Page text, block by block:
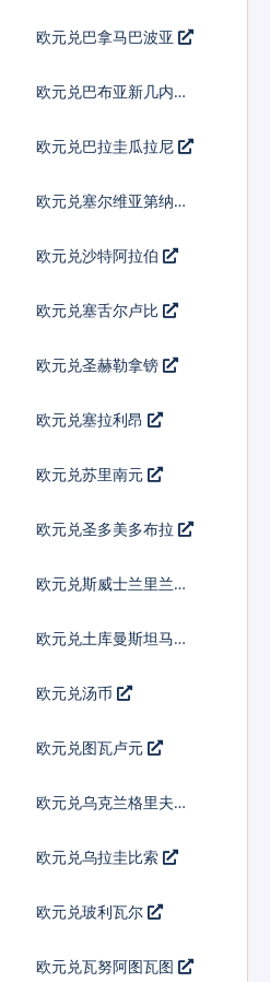
欧元兑巴拿马巴波亚
欧元兑巴布亚新几内亚
欧元兑巴拉圭瓜拉尼
欧元兑塞尔维亚第纳尔
欧元兑沙特阿拉伯
欧元兑塞舌尔卢比
欧元兑圣赫勒拿镑
欧元兑塞拉利昂
欧元兑苏里南元
欧元兑圣多美多布拉
欧元兑斯威士兰里兰吉
欧元兑土库曼斯坦马纳
欧元兑汤币
欧元兑图瓦卢元
欧元兑乌克兰格里夫纳
欧元兑乌拉圭比索
欧元兑玻利瓦尔
欧元兑瓦努阿图瓦图